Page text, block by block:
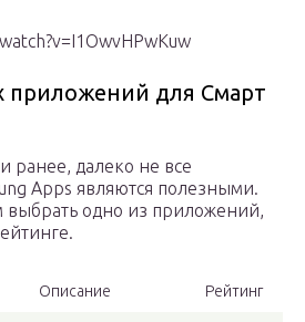
приложений для Смарт
ранее, далеко не все
Apps являются полезными.
выбрать одно из приложений,
Описание Рейтинг